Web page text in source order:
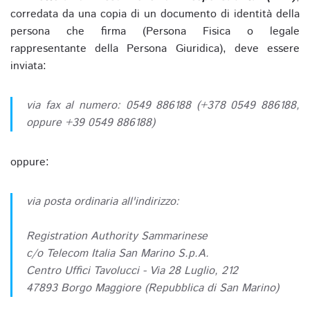
corredata da una copia di un documento di identità della
persona che firma (Persona Fisica o legale
rappresentante della Persona Giuridica), deve essere
inviata:
via fax al numero: 0549 886188 (+378 0549 886188,
oppure +39 0549 886188)
oppure:
via posta ordinaria all'indirizzo:
Registration Authority Sammarinese
c/o Telecom Italia San Marino S.p.A.
Centro Uffici Tavolucci - Via 28 Luglio, 212
47893 Borgo Maggiore (Repubblica di San Marino)